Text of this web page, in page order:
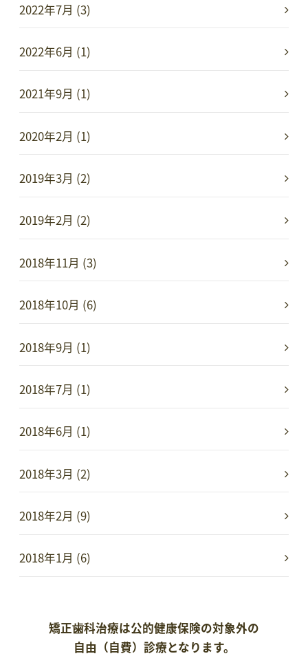
2022年7月 (3)
2022年6月 (1)
2021年9月 (1)
2020年2月 (1)
2019年3月 (2)
2019年2月 (2)
2018年11月 (3)
2018年10月 (6)
2018年9月 (1)
2018年7月 (1)
2018年6月 (1)
2018年3月 (2)
2018年2月 (9)
2018年1月 (6)
矯正歯科治療は公的健康保険の対象外の
自由（自費）診療となります。